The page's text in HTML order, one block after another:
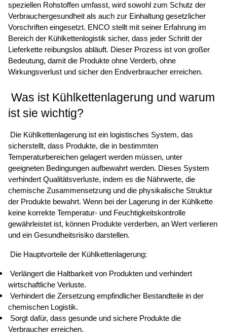
speziellen Rohstoffen umfasst, wird sowohl zum Schutz der
Verbrauchergesundheit als auch zur Einhaltung gesetzlicher
Vorschriften eingesetzt. ENCO stellt mit seiner Erfahrung im
Bereich der Kühlkettenlogistik sicher, dass jeder Schritt der
Lieferkette reibungslos abläuft. Dieser Prozess ist von großer
Bedeutung, damit die Produkte ohne Verderb, ohne
Wirkungsverlust und sicher den Endverbraucher erreichen.
ist sie wichtig?
sicherstellt, dass Produkte, die in bestimmten
Temperaturbereichen gelagert werden müssen, unter
geeigneten Bedingungen aufbewahrt werden. Dieses System
verhindert Qualitätsverluste, indem es die Nährwerte, die
chemische Zusammensetzung und die physikalische Struktur
der Produkte bewahrt. Wenn bei der Lagerung in der Kühlkette
keine korrekte Temperatur- und Feuchtigkeitskontrolle
gewährleistet ist, können Produkte verderben, an Wert verlieren
und ein Gesundheitsrisiko darstellen.
Die Hauptvorteile der Kühlkettenlagerung:
wirtschaftliche Verluste.
chemischen Logistik.
Verbraucher erreichen.